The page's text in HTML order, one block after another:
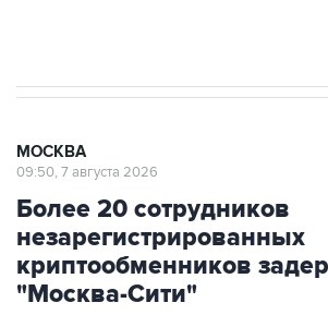
МОСКВА
09:50, 7 августа 2026
Более 20 сотрудников
незарегистрированных
криптообменников
"Москва-Сити"